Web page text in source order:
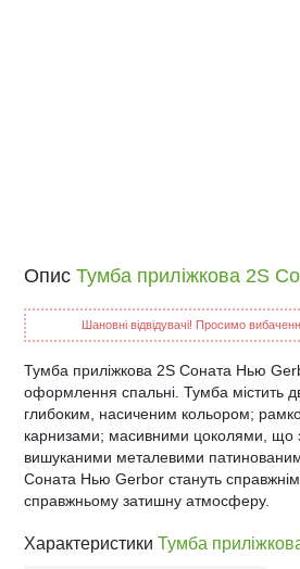
Опис Тумба приліжкова 2S
Шановні відвідувачі! Просимо
Тумба приліжкова 2S Соната Нью
оформлення спальні. Тумба містить
глибоким, насиченим кольором;
карнизами; масивними цоколями, що
вишуканими металевими
Соната Нью Gerbor стануть справжнім
справжньому затишну атмосферу.
Характеристики Тумба